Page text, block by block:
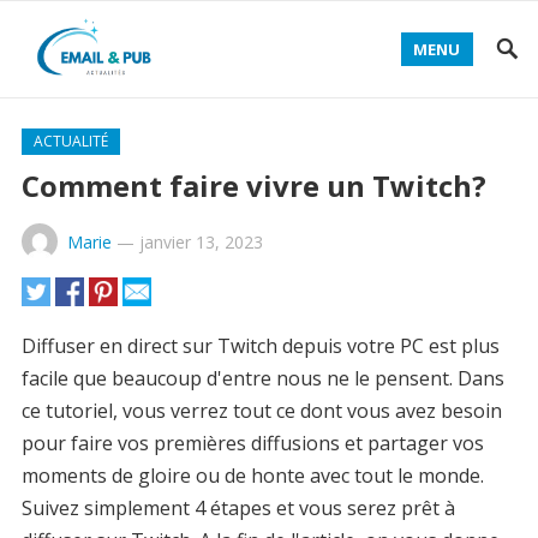
MENU
ACTUALITÉ
Comment faire vivre un Twitch?
Marie — janvier 13, 2023
Diffuser en direct sur Twitch depuis votre PC est plus
facile que beaucoup d'entre nous ne le pensent. Dans
ce tutoriel, vous verrez tout ce dont vous avez besoin
pour faire vos premières diffusions et partager vos
moments de gloire ou de honte avec tout le monde.
Suivez simplement 4 étapes et vous serez prêt à